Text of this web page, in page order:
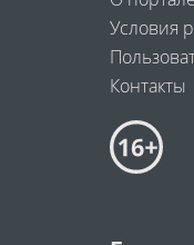
Условия
Контакты